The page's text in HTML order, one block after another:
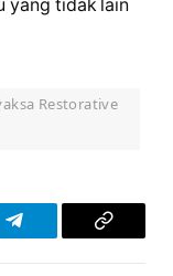
yang tidak lain
Restorative
Telegram
Copy